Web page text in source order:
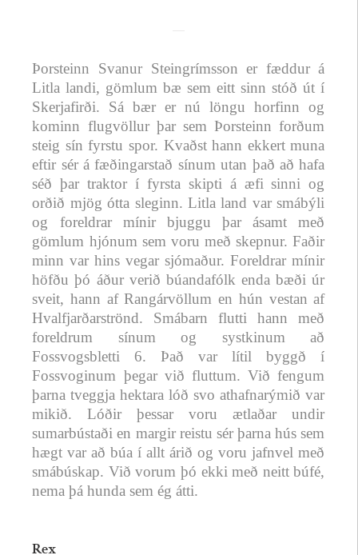
Þorsteinn Svanur Steingrímsson er fæddur á
Litla landi, gömlum bæ sem eitt sinn stóð út í
Skerjafirði. Sá bær er nú löngu horfinn og
kominn flugvöllur þar sem Þorsteinn forðum
steig sín fyrstu spor. Kvaðst hann ekkert muna
eftir sér á fæðingarstað sínum utan það að hafa
séð þar traktor í fyrsta skipti á æfi sinni og
orðið mjög ótta sleginn. Litla land var smábýli
og foreldrar mínir bjuggu þar ásamt með
gömlum hjónum sem voru með skepnur. Faðir
minn var hins vegar sjómaður. Foreldrar mínir
höfðu þó áður verið búandafólk enda bæði úr
sveit, hann af Rangárvöllum en hún vestan af
Hvalfjarðarströnd. Smábarn flutti hann með
foreldrum sínum og systkinum að
Fossvogsbletti 6. Það var lítil byggð í
Fossvoginum þegar við fluttum. Við fengum
þarna tveggja hektara lóð svo athafnarýmið var
mikið. Lóðir þessar voru ætlaðar undir
sumarbústaði en margir reistu sér þarna hús sem
hægt var að búa í allt árið og voru jafnvel með
smábúskap. Við vorum þó ekki með neitt búfé,
nema þá hunda sem ég átti.
Rex